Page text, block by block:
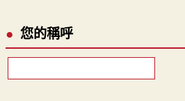
您的稱呼